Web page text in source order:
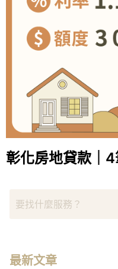
彰化房地貸款｜
最新文章